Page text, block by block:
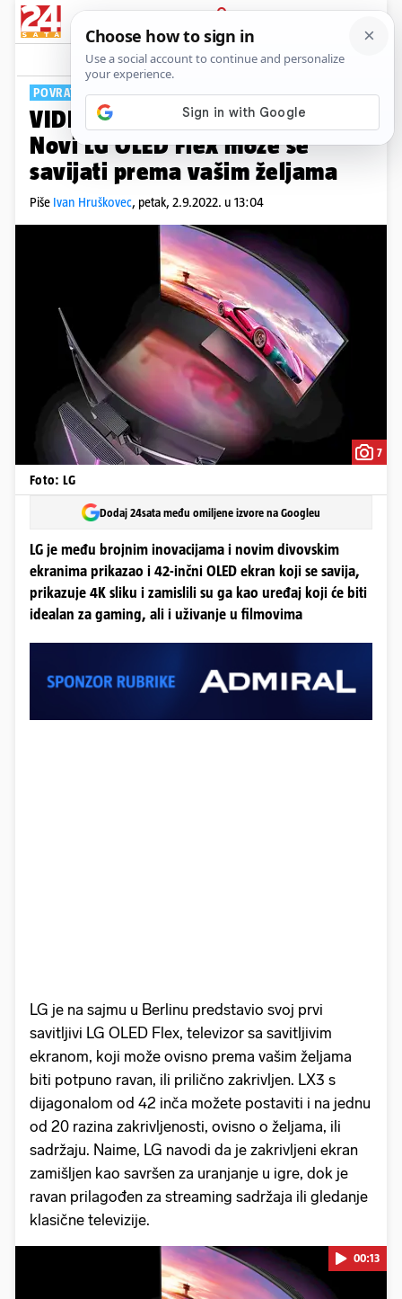
PRIJAVA
Tech Komentari
POVRATAK ZAKRIVLJEIH?
VIDEO Televizor za fleksanje:
Novi LG OLED Flex može se
savijati prema vašim željama
Piše Ivan Hruškovec, petak, 2.9.2022. u 13:04
7
Foto: LG
Dodaj 24sata među omiljene izvore na Googleu
LG je među brojnim inovacijama i novim divovskim
ekranima prikazao i 42-inčni OLED ekran koji se savija,
prikazuje 4K sliku i zamislili su ga kao uređaj koji će biti
idealan za gaming, ali i uživanje u filmovima
LG je na sajmu u Berlinu predstavio svoj prvi
savitljivi LG OLED Flex, televizor sa savitljivim
ekranom, koji može ovisno prema vašim željama
biti potpuno ravan, ili prilično zakrivljen. LX3 s
dijagonalom od 42 inča možete postaviti i na jednu
od 20 razina zakrivljenosti, ovisno o željama, ili
sadržaju. Naime, LG navodi da je zakrivljeni ekran
zamišljen kao savršen za uranjanje u igre, dok je
ravan prilagođen za streaming sadržaja ili gledanje
klasične televizije.
00:13